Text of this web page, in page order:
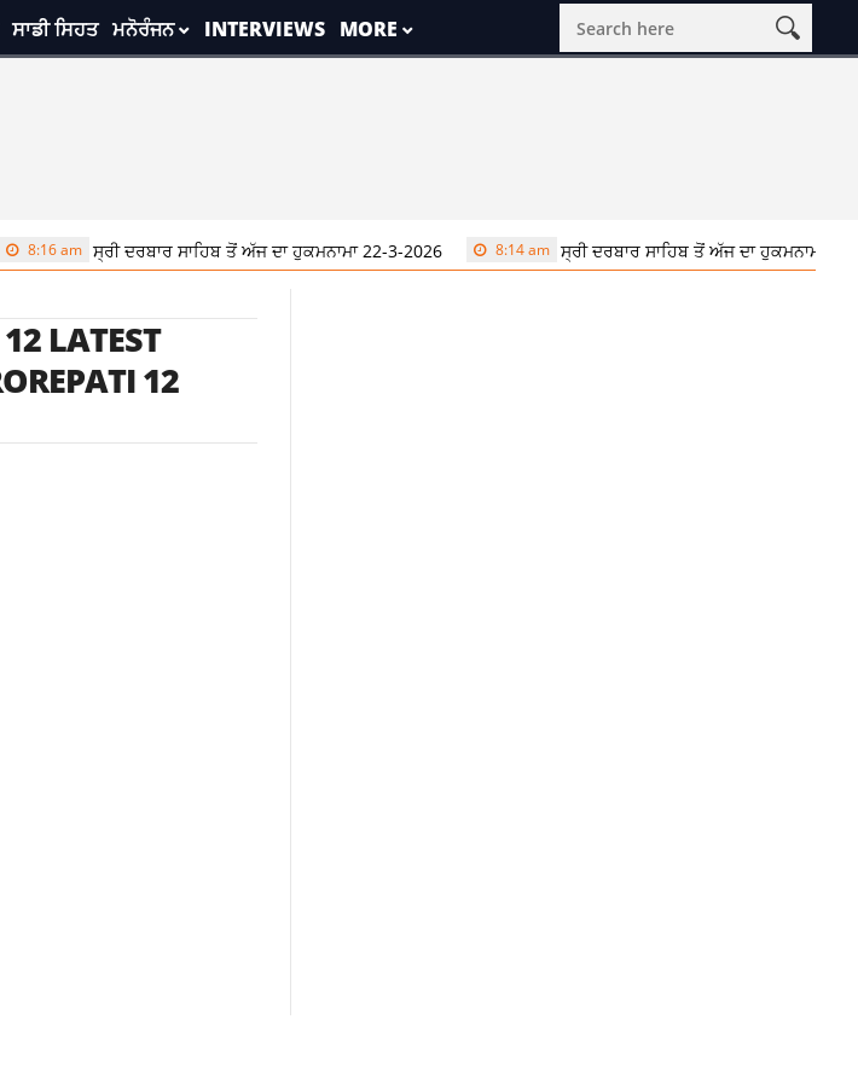
ਸਾਡੀ ਸਿਹਤ ਮਨੋਰੰਜਨ INTERVIEWS MORE
8:16 am ਸ੍ਰੀ ਦਰਬਾਰ ਸਾਹਿਬ ਤੋਂ ਅੱਜ ਦਾ ਹੁਕਮਨਾਮਾ 22-3-2026 8:14 am ਸ੍ਰੀ ਦਰਬਾਰ ਸਾਹਿਬ ਤੋਂ ਅੱਜ ਦਾ ਹੁਕਮਨਾਮਾ 22-3-
LATEST
12